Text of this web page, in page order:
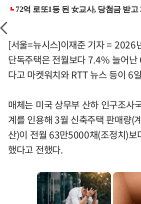
[서울=뉴시스]이재준 기자 = 2026
단독주택은 전월보다 7.4% 늘어
다고 마켓워치와 RTT 뉴스 등이 6
매체는 미국 상무부 산하 인구조사
계를 인용해 3월 신축주택 판매량(
산)이 전월 63만5000채(조정치)
했다고 전했다.